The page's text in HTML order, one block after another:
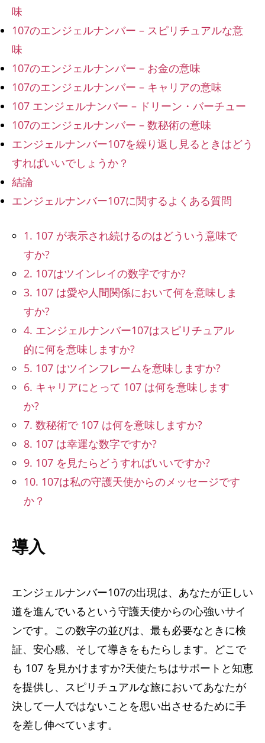
味
107のエンジェルナンバー – スピリチュアルな意
味
107のエンジェルナンバー – お金の意味
107のエンジェルナンバー – キャリアの意味
107 エンジェルナンバー – ドリーン・バーチュー
107のエンジェルナンバー – 数秘術の意味
エンジェルナンバー107を繰り返し見るときはどう
すればいいでしょうか？
結論
エンジェルナンバー107に関するよくある質問
1. 107 が表示され続けるのはどういう意味で
すか?
2. 107はツインレイの数字ですか?
3. 107 は愛や人間関係において何を意味しま
すか?
4. エンジェルナンバー107はスピリチュアル
的に何を意味しますか?
5. 107 はツインフレームを意味しますか?
6. キャリアにとって 107 は何を意味します
か?
7. 数秘術で 107 は何を意味しますか?
8. 107 は幸運な数字ですか?
9. 107 を見たらどうすればいいですか?
10. 107は私の守護天使からのメッセージです
か？
導入
エンジェルナンバー107の出現は、あなたが正しい
道を進んでいるという守護天使からの心強いサイ
ンです。この数字の並びは、最も必要なときに検
証、安心感、そして導きをもたらします。どこで
も 107 を見かけますか?天使たちはサポートと知恵
を提供し、スピリチュアルな旅においてあなたが
決して一人ではないことを思い出させるために手
を差し伸べています。